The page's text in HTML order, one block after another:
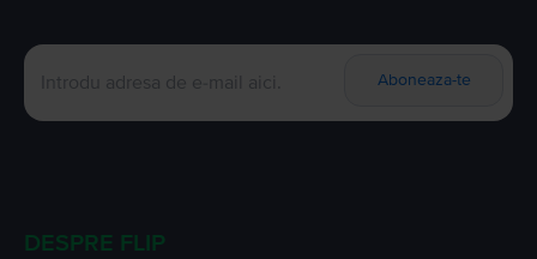
Aboneaza-te
DESPRE FLIP